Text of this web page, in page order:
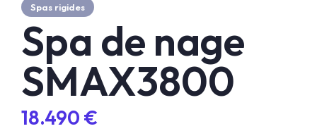
Spas rigides
Spa de nage
SMAX3800
18.490 €